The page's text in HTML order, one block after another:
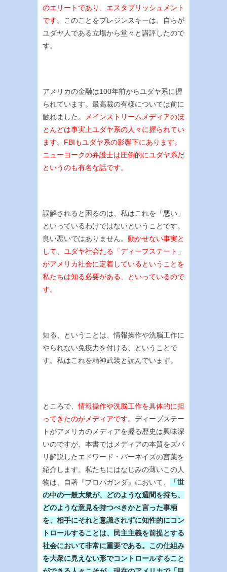
のエリートであり、エスタブリッシュメント
です。 このことをブレジンスキーは、自らが
ユダヤ人である立場から堂々と講評したので
す。
アメリカの金融は100年前からユダヤ系に握
られています。最高裁の有様については前に
触れました。
メインストリームメディアのほ
とんどは事実上ユダヤ系の人々に握られてい
ます。FBIもユダヤ系の影響下にあります。
ニューヨークの弁護士は圧倒的にユダヤ系だ
というのも有名な話です。
誤解されると困るのは、私はこれを「悪い」
といっているわけではないということです。
良い悪いではありません。 動かせない事実と
して、ユダヤ社会たる「ディープステート」
がアメリカ社会に定着しているということを
私たちは知る必要がある、といっているので
す。
知る、ということは、情報操作や洗脳工作に
やられない免疫力を付ける、ということで
す。私はこれを精神武装と読んでいます。
ところで、情報操作や洗脳工作を具体的に担
ってきたのがメディアです。 ディープステー
トがアメリカのメディアを握る歴史は興味深
いのですが、本書ではメディアの本質をズバ
リ解説したエドワード・バーネイズの言葉を
紹介します。私たちにはなじみの薄いこの人
物は、自著『プロパガンダ』において、
「世
の中の一般大衆が、どのような週間を持ち、
どのような意見を持つべきかと言った事柄
を、相手にそれと意識されずに知性的にコン
トロールすることは、民主主義を前提とする
社会において非常に重要である。この仕組み
を大衆に見えない形でコントロールすること